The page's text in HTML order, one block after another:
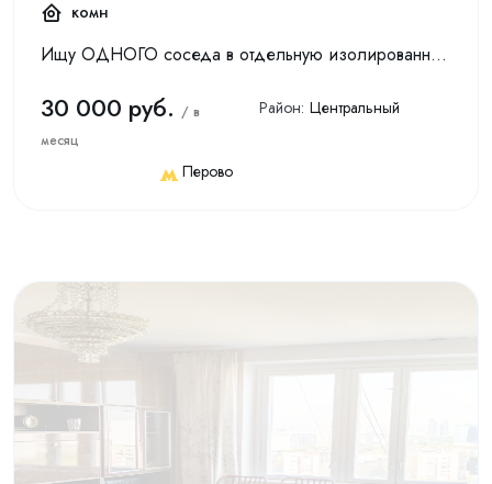
комн
Ищу ОДНОГО соседа в отдельную изолированную комнату в уютной двухкомнатнатной квартире, второй дом от м. Перово. Рассматриваю исключительно мужчину, гражданина РФ, строго без вредных привычек. В со...
30 000 руб. / в
месяц
Район: Центральный
Перово